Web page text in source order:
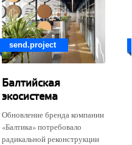
send.project
Балтийская
экосистема
Обновление бренда компании
«Балтика» потребовало
радикальной реконструкции